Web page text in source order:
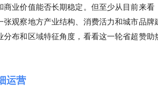
业价值能否长期稳定。但至少从目前来看
观察地方产业结构、消费活力和城市品牌
布和区域特征角度，看看这一轮省超赞助
运营